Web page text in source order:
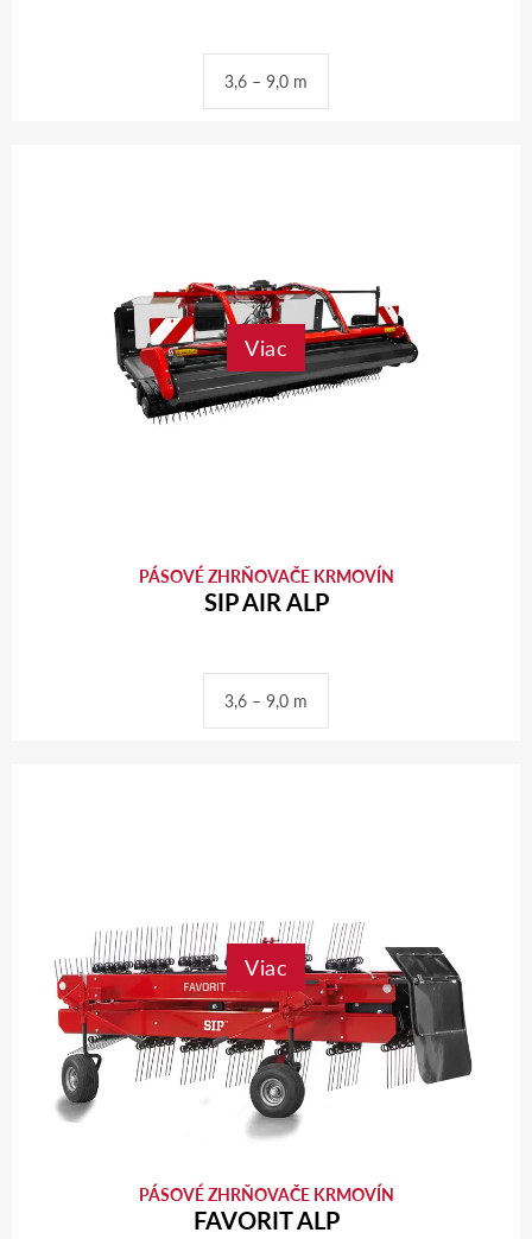
3,6 – 9,0 m
Viac
PÁSOVÉ ZHRŇOVAČE KRMOVÍN
SIP AIR ALP
3,6 – 9,0 m
Viac
PÁSOVÉ ZHRŇOVAČE KRMOVÍN
FAVORIT ALP